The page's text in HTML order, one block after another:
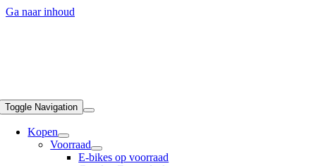
Ga naar inhoud
Toggle Navigation
Kopen
Voorraad
E-bikes op voorraad